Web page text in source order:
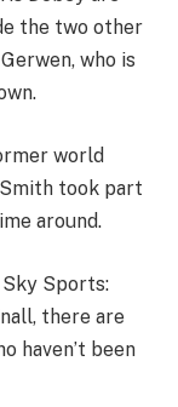
the two other
who is
world
took part
around.
Sports:
there are
haven’t been